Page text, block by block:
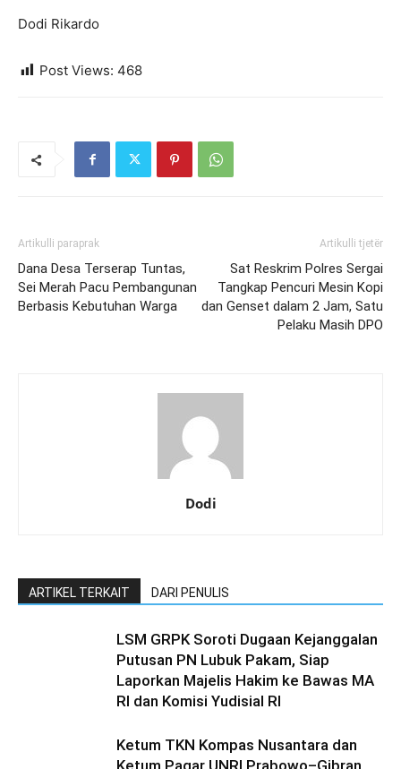
Dodi Rikardo
Post Views: 468
Artikulli paraprak
Dana Desa Terserap Tuntas,
Sei Merah Pacu Pembangunan
Berbasis Kebutuhan Warga
Artikulli tjetër
Sat Reskrim Polres Sergai
Tangkap Pencuri Mesin Kopi
dan Genset dalam 2 Jam, Satu
Pelaku Masih DPO
Dodi
ARTIKEL TERKAIT DARI PENULIS
LSM GRPK Soroti Dugaan Kejanggalan
Putusan PN Lubuk Pakam, Siap
Laporkan Majelis Hakim ke Bawas MA
RI dan Komisi Yudisial RI
Ketum TKN Kompas Nusantara dan